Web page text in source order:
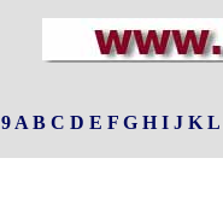
9 A B C D E F G H I J K L